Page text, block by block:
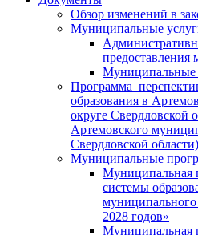
Обзор изменений в
Муниципальные
предоставления
Муниципальные
Программа
образования в
округе Свердловской
Артемовского
Свердловской области)
Муниципальные
Муниципальная
системы
муниципального
2028 годов»
Муниципальная